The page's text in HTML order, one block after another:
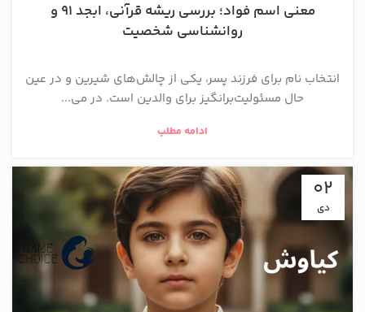
معنی اسم فواد؛ بررسی ریشه قرآنی، ابجد ۹۱ و
روانشناسی شخصیت
انتخاب نام برای فرزند پسر، یکی از چالش‌های شیرین و در عین
حال مسئولیت‌برانگیز برای والدین است. در می...
ادامه مطلب
02
دی